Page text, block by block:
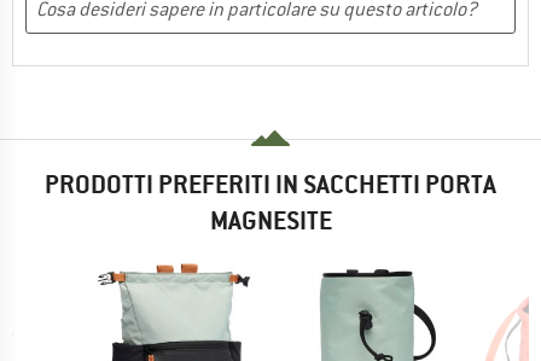
PRODOTTI PREFERITI IN SACCHETTI PORTA
MAGNESITE